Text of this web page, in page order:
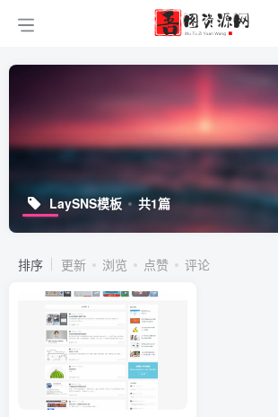
LaySNS模板 共1篇
排序 更新 浏览 点赞 评论